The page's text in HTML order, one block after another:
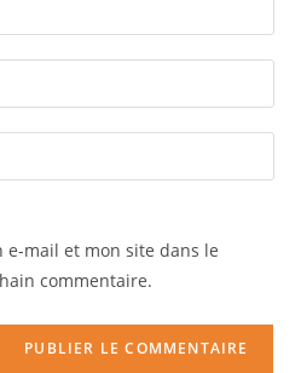
e-mail et mon site dans le
commentaire.